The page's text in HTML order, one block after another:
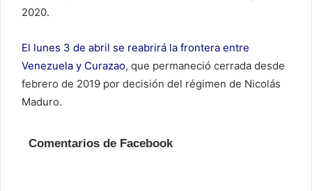
2020.
El lunes 3 de abril se reabrirá la frontera entre
Venezuela y Curazao, que permaneció cerrada desde
febrero de 2019 por decisión del régimen de Nicolás
Maduro.
Comentarios de Facebook